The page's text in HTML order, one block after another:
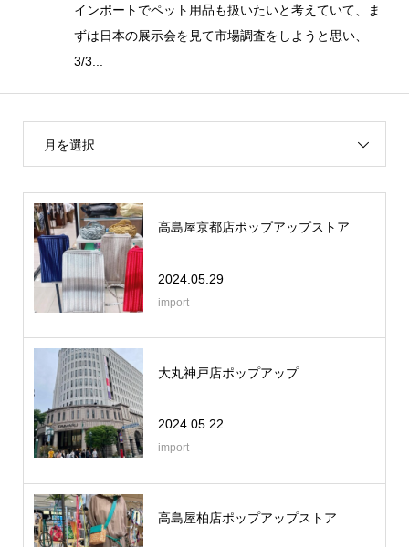
インポートでペット用品も扱いたいと考えていて、ま
ずは日本の展示会を見て市場調査をしようと思い、
3/3...
月を選択
高島屋京都店ポップアップストア
2024.05.29
import
大丸神戸店ポップアップ
2024.05.22
import
高島屋柏店ポップアップストア